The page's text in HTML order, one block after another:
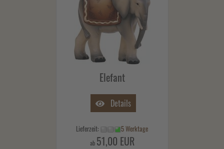
Elefant
Details
Lieferzeit: 5 Werktage
ab 51,00 EUR